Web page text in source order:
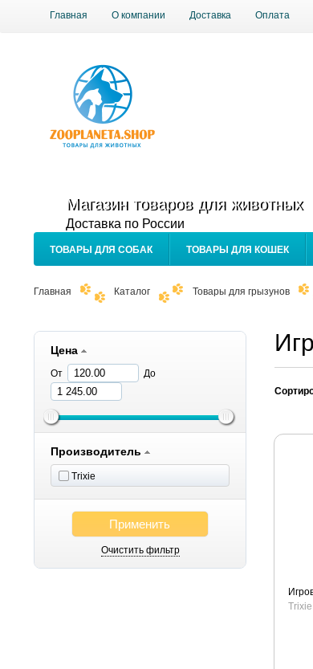
Главная О компании Доставка Оплата
Магазин товаров для животных
Доставка по России
ТОВАРЫ ДЛЯ СОБАК ТОВАРЫ ДЛЯ КОШЕК
Главная Каталог Товары для грызунов
Цена
От До
Производитель
Trixie
Применить
Очистить фильтр
Trixie